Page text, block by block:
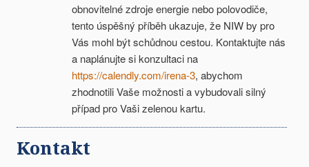
obnovitelné zdroje energie nebo polovodiče,
tento úspěšný příběh ukazuje, že NIW by pro
Vás mohl být schůdnou cestou. Kontaktujte nás
a naplánujte si konzultaci na
https://calendly.com/irena-3, abychom
zhodnotili Vaše možnosti a vybudovali silný
případ pro Vaši zelenou kartu.
Kontakt